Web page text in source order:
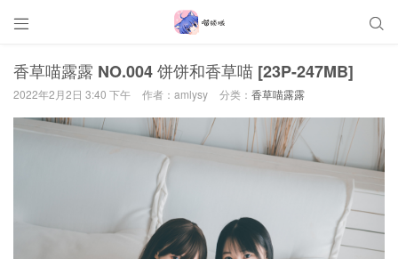
 
香草喵露露 NO.004 饼饼和香草喵 [23P-247MB]
2022年2月2日 3:40 下午 作者：amlysy 分类： 香草喵露露